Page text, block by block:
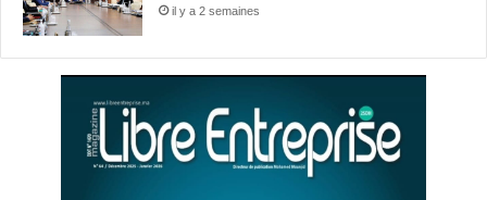
il y a 2 semaines